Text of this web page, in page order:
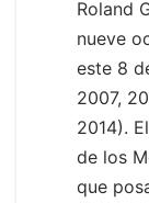
Roland
nueve
este 8
2007,
2014).
de los
que